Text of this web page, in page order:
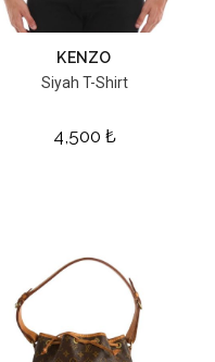
KENZO
Siyah T-Shirt
4,500 ₺